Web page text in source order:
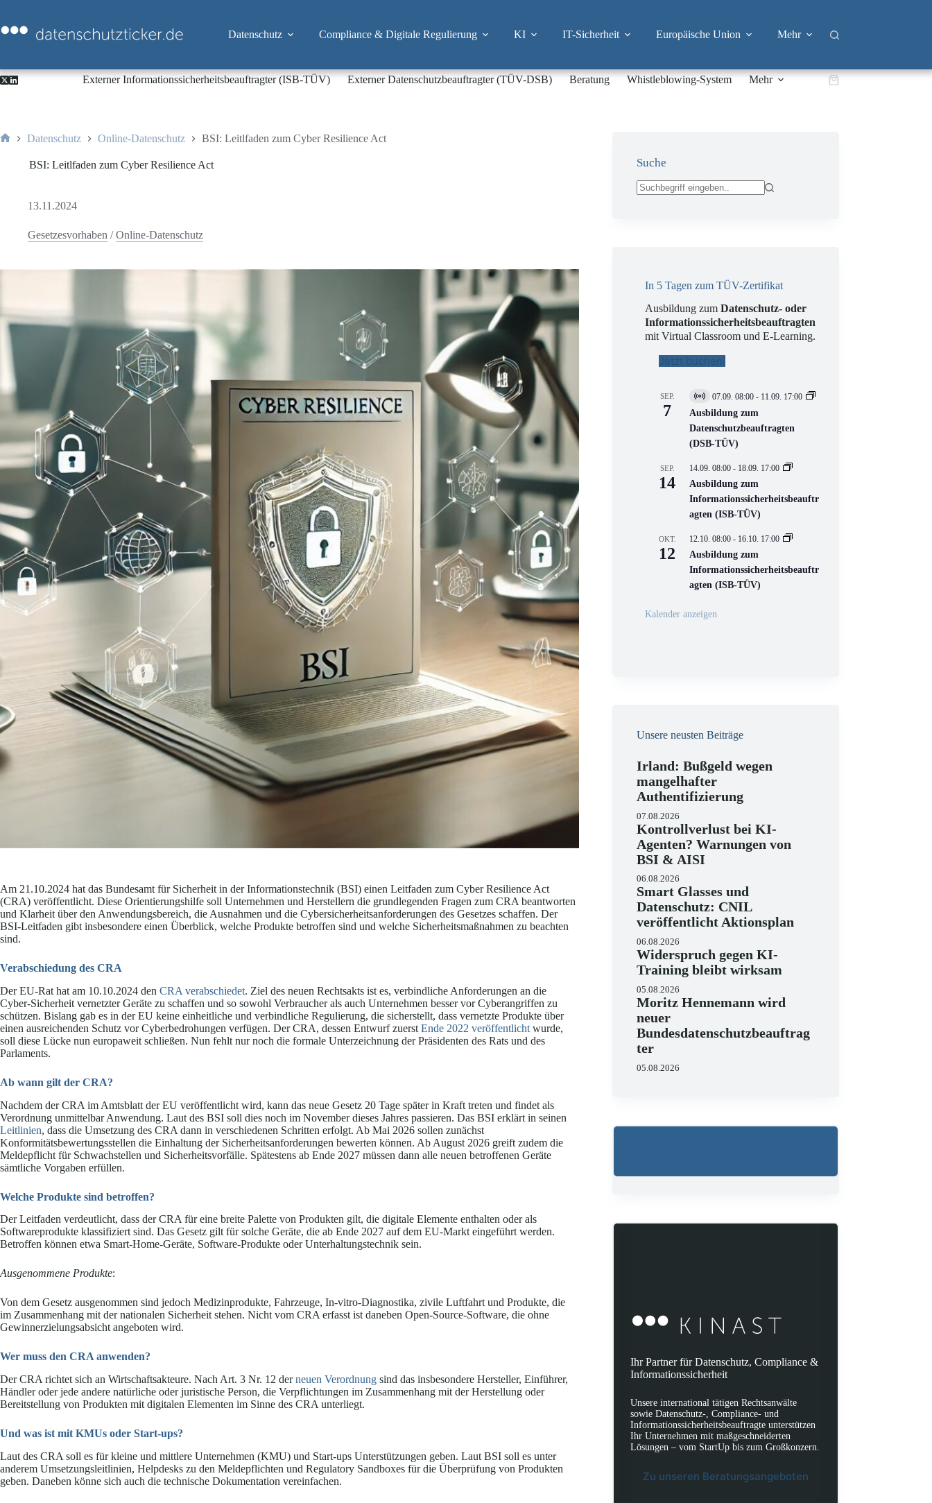
springen
Datenschutz Compliance & Digitale Regulierung KI IT-Sicherheit Europäische Union Mehr
Externer Informationssicherheitsbeauftragter (ISB-TÜV) Externer Datenschutzbeauftragter (TÜV-DSB) Beratung Whistleblowing-System Mehr Warenkorb
Datenschutz Online-Datenschutz BSI: Leitlfaden zum Cyber Resilience Act
BSI: Leitlfaden zum Cyber Resilience Act
13.11.2024
Gesetzesvorhaben /Online-Datenschutz
Am 21.10.2024 hat das Bundesamt für Sicherheit in der Informationstechnik (BSI) einen Leitfaden zum Cyber Resilience Act
(CRA) veröffentlicht. Diese Orientierungshilfe soll Unternehmen und Herstellern die grundlegenden Fragen zum CRA beantworten
und Klarheit über den Anwendungsbereich, die Ausnahmen und die Cybersicherheitsanforderungen des Gesetzes schaffen. Der
BSI-Leitfaden gibt insbesondere einen Überblick, welche Produkte betroffen sind und welche Sicherheitsmaßnahmen zu beachten
sind.
Verabschiedung des CRA
Der EU-Rat hat am 10.10.2024 den CRA verabschiedet. Ziel des neuen Rechtsakts ist es, verbindliche Anforderungen an die
Cyber-Sicherheit vernetzter Geräte zu schaffen und so sowohl Verbraucher als auch Unternehmen besser vor Cyberangriffen zu
schützen. Bislang gab es in der EU keine einheitliche und verbindliche Regulierung, die sicherstellt, dass vernetzte Produkte über
einen ausreichenden Schutz vor Cyberbedrohungen verfügen. Der CRA, dessen Entwurf zuerst Ende 2022 veröffentlicht wurde,
soll diese Lücke nun europaweit schließen. Nun fehlt nur noch die formale Unterzeichnung der Präsidenten des Rats und des
Parlaments.
Ab wann gilt der CRA?
Nachdem der CRA im Amtsblatt der EU veröffentlicht wird, kann das neue Gesetz 20 Tage später in Kraft treten und findet als
Verordnung unmittelbar Anwendung. Laut des BSI soll dies noch im November dieses Jahres passieren. Das BSI erklärt in seinen
Leitlinien, dass die Umsetzung des CRA dann in verschiedenen Schritten erfolgt. Ab Mai 2026 sollen zunächst
Konformitätsbewertungsstellen die Einhaltung der Sicherheitsanforderungen bewerten können. Ab August 2026 greift zudem die
Meldepflicht für Schwachstellen und Sicherheitsvorfälle. Spätestens ab Ende 2027 müssen dann alle neuen betroffenen Geräte
sämtliche Vorgaben erfüllen.
Welche Produkte sind betroffen?
Der Leitfaden verdeutlicht, dass der CRA für eine breite Palette von Produkten gilt, die digitale Elemente enthalten oder als
Softwareprodukte klassifiziert sind. Das Gesetz gilt für solche Geräte, die ab Ende 2027 auf dem EU-Markt eingeführt werden.
Betroffen können etwa Smart-Home-Geräte, Software-Produkte oder Unterhaltungstechnik sein.
Ausgenommene Produkte:
Von dem Gesetz ausgenommen sind jedoch Medizinprodukte, Fahrzeuge, In-vitro-Diagnostika, zivile Luftfahrt und Produkte, die
im Zusammenhang mit der nationalen Sicherheit stehen. Nicht vom CRA erfasst ist daneben Open-Source-Software, die ohne
Gewinnerzielungsabsicht angeboten wird.
Wer muss den CRA anwenden?
Der CRA richtet sich an Wirtschaftsakteure. Nach Art. 3 Nr. 12 derneuen Verordnung sind das insbesondere Hersteller, Einführer,
Händler oder jede andere natürliche oder juristische Person, die Verpflichtungen im Zusammenhang mit der Herstellung oder
Bereitstellung von Produkten mit digitalen Elementen im Sinne des CRA unterliegt.
Und was ist mit KMUs oder Start-ups?
Laut des CRA soll es für kleine und mittlere Unternehmen (KMU) und Start-ups Unterstützungen geben. Laut BSI soll es unter
anderem Umsetzungsleitlinien, Helpdesks zu den Meldepflichten und Regulatory Sandboxes für die Überprüfung von Produkten
geben. Daneben könne sich auch die technische Dokumentation vereinfachen.
Suche
In 5 Tagen zum TÜV-Zertifikat
Ausbildung zumDatenschutz- oder
Informationssicherheitsbeauftragten
mit Virtual Classroom und E-Learning.
Jetzt buchen!
SEP.
7
V
i
t
u
l
V
e
r
n
s
t
a
t
n
07.09. 08:00 - 11.09. 17:00
Ausbildung zum
Datenschutzbeauftragten
(DSB-TÜV)
SEP.
14
14.09. 08:00 - 18.09. 17:00
Ausbildung zum
Informationssicherheitsbeauftr
agten (ISB-TÜV)
OKT.
12
12.10. 08:00 - 16.10. 17:00
Ausbildung zum
Informationssicherheitsbeauftr
agten (ISB-TÜV)
Kalender anzeigen
Unsere neusten Beiträge
Irland: Bußgeld wegen
mangelhafter
Authentifizierung
07.08.2026
Kontrollverlust bei KI-
Agenten? Warnungen von
BSI & AISI
06.08.2026
Smart Glasses und
Datenschutz: CNIL
veröffentlicht Aktionsplan
06.08.2026
Widerspruch gegen KI-
Training bleibt wirksam
05.08.2026
Moritz Hennemann wird
neuer
Bundesdatenschutzbeauftrag
ter
05.08.2026
Ihr Partner für Datenschutz, Compliance &
Informationssicherheit
Unsere international tätigen Rechtsanwälte
sowie Datenschutz-, Compliance- und
Informationssicherheitsbeauftragte unterstützen
Ihr Unternehmen mit maßgeschneiderten
Lösungen – vom StartUp bis zum Großkonzern.
Zu unseren Beratungsangeboten